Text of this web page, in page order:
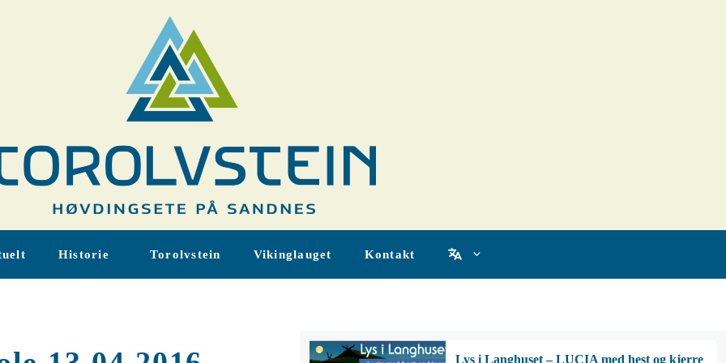
Historie Torolvstein Vikinglauget Kontakt
Lys i Langhuset – LUCIA med hest og kjerre